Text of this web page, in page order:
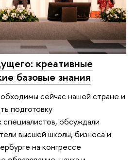
креативные
базовые знания
сейчас нашей стране и
подготовку
специалистов, обсуждали
высшей школы, бизнеса и
на конгрессе